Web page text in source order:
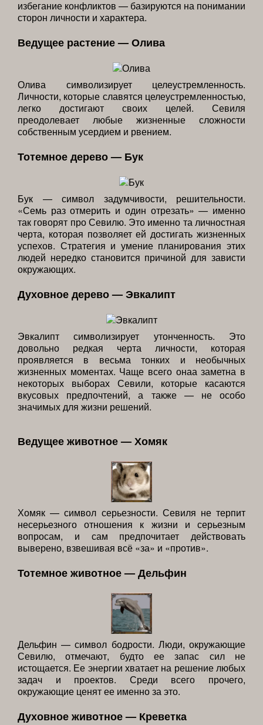
избегание конфликтов — базируются на понимании
сторон личности и характера.
Ведущее растение — Олива
Олива символизирует целеустремленность.
Личности, которые славятся целеустремленностью,
легко достигают своих целей. Севиля
преодолевает любые жизненные сложности
собственным усердием и рвением.
Тотемное дерево — Бук
Бук — символ задумчивости, решительности.
«Семь раз отмерить и один отрезать» — именно
так говорят про Севилю. Это именно та личностная
черта, которая позволяет ей достигать жизненных
успехов. Стратегия и умение планирования этих
людей нередко становится причиной для зависти
окружающих.
Духовное дерево — Эвкалипт
Эвкалипт символизирует утонченность. Это
довольно редкая черта личности, которая
проявляется в весьма тонких и необычных
жизненных моментах. Чаще всего онаа заметна в
некоторых выборах Севили, которые касаются
вкусовых предпочтений, а также — не особо
значимых для жизни решений.
Ведущее животное — Хомяк
Хомяк — символ серьезности. Севиля не терпит
несерьезного отношения к жизни и серьезным
вопросам, и сам предпочитает действовать
выверено, взвешивая всё «за» и «против».
Тотемное животное — Дельфин
Дельфин — символ бодрости. Люди, окружающие
Севилю, отмечают, будто ее запас сил не
истощается. Ее энергии хватает на решение любых
задач и проектов. Среди всего прочего,
окружающие ценят ее именно за это.
Духовное животное — Креветка